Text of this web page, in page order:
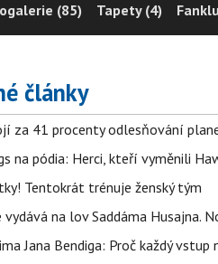
(85) Tapety (4)
články
za 41 procenty odlesňování
na pódia: Herci, kteří vyměnili
Tentokrát trénuje ženský tým
vydává na lov Saddáma Husajna.
Jana Bendiga: Proč každý